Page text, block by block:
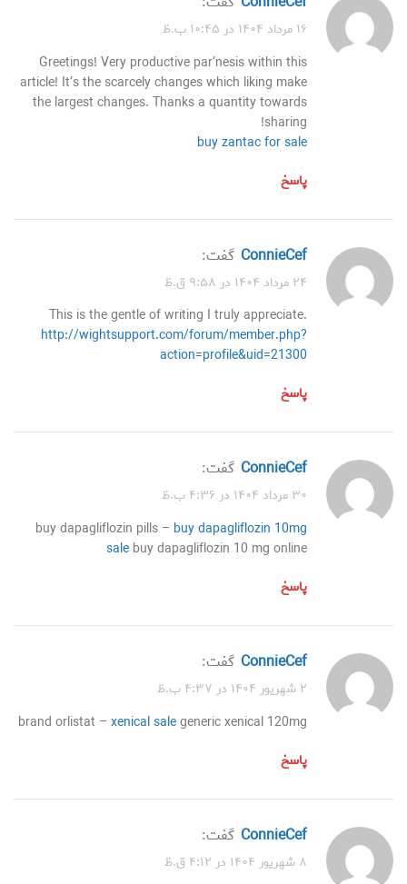
۱۶ مرداد ۱۴۰۴ در ۱۰:۴۵ ب.ظ
Greetings! Very productive par‘nesis within this
article! It’s the scarcely changes which liking make
the largest changes. Thanks a quantity towards
sharing!
buy zantac for sale
پاسخ
ConnieCef گفت:
۲۴ مرداد ۱۴۰۴ در ۹:۵۸ ق.ظ
This is the gentle of writing I truly appreciate.
http://wightsupport.com/forum/member.php?
action=profile&uid=21300
پاسخ
ConnieCef گفت:
۳۰ مرداد ۱۴۰۴ در ۴:۳۶ ب.ظ
buy dapagliflozin pills – buy dapagliflozin 10mg
sale buy dapagliflozin 10 mg online
پاسخ
ConnieCef گفت:
۲ شهریور ۱۴۰۴ در ۴:۳۷ ب.ظ
brand orlistat – xenical salegeneric xenical 120mg
پاسخ
ConnieCef گفت:
۸ شهریور ۱۴۰۴ در ۴:۱۲ ق.ظ